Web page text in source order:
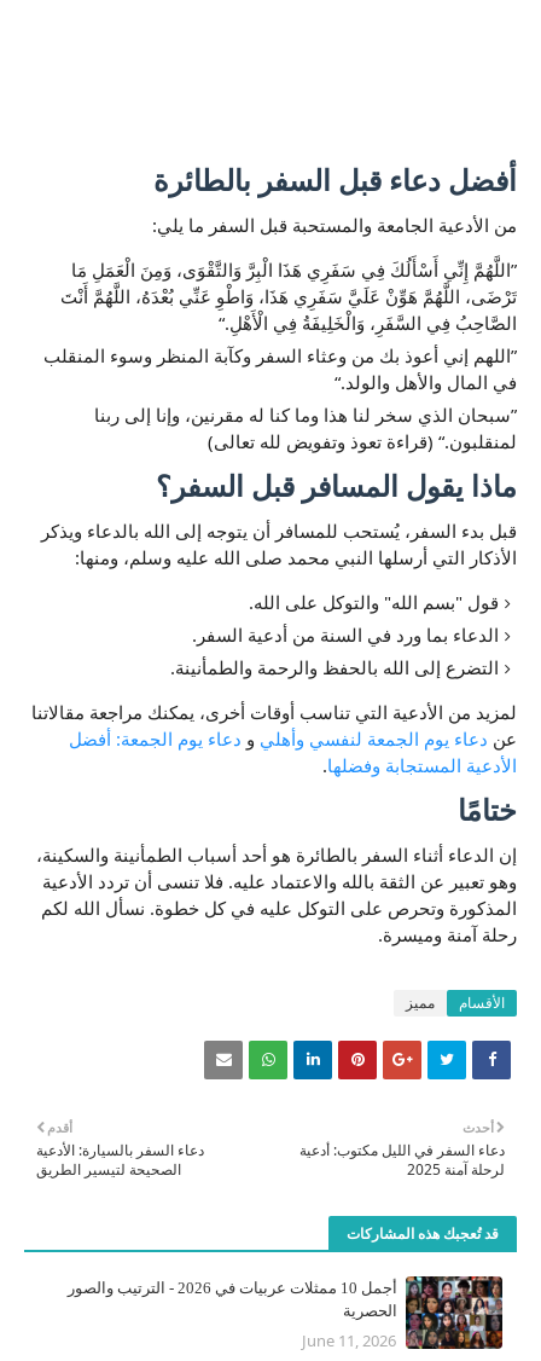
أفضل دعاء قبل السفر بالطائرة
من الأدعية الجامعة والمستحبة قبل السفر ما يلي:
اللَّهُمَّ إِنِّي أَسْأَلُكَ فِي سَفَرِي هَذَا الْبِرَّ وَالتَّقْوَى، وَمِنَ الْعَمَلِ مَا
تَرْضَى، اللَّهُمَّ هَوِّنْ عَلَيَّ سَفَرِي هَذَا، وَاطْوِ عَنِّي بُعْدَهُ، اللَّهُمَّ أَنْتَ
الصَّاحِبُ فِي السَّفَرِ، وَالْخَلِيفَةُ فِي الْأَهْلِ.
اللهم إني أعوذ بك من وعثاء السفر وكآبة المنظر وسوء المنقلب
في المال والأهل والولد.
سبحان الذي سخر لنا هذا وما كنا له مقرنين، وإنا إلى ربنا
لمنقلبون. (قراءة تعوذ وتفويض لله تعالى)
ماذا يقول المسافر قبل السفر؟
قبل بدء السفر، يُستحب للمسافر أن يتوجه إلى الله بالدعاء ويذكر
الأذكار التي أرسلها النبي محمد صلى الله عليه وسلم، ومنها:
قول "بسم الله" والتوكل على الله.
الدعاء بما ورد في السنة من أدعية السفر.
التضرع إلى الله بالحفظ والرحمة والطمأنينة.
لمزيد من الأدعية التي تناسب أوقات أخرى، يمكنك مراجعة مقالاتنا
عن دعاء يوم الجمعة لنفسي وأهلي و دعاء يوم الجمعة: أفضل
الأدعية المستجابة وفضلها.
ختامًا
إن الدعاء أثناء السفر بالطائرة هو أحد أسباب الطمأنينة والسكينة،
وهو تعبير عن الثقة بالله والاعتماد عليه. فلا تنسى أن تردد الأدعية
المذكورة وتحرص على التوكل عليه في كل خطوة. نسأل الله لكم
رحلة آمنة وميسرة.
الأقسام مميز
أحدث
دعاء السفر في الليل مكتوب: أدعية
لرحلة آمنة 2025
أقدم
دعاء السفر بالسيارة: الأدعية
الصحيحة لتيسير الطريق
قد تُعجبك هذه المشاركات
أجمل 10 ممثلات عربيات في 2026 - الترتيب والصور
الحصرية
June 11, 2026